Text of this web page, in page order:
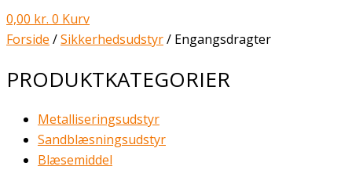
0,00 kr. 0 Kurv
Forside /Sikkerhedsudstyr/ Engangsdragter
PRODUKTKATEGORIER
Metalliseringsudstyr
Sandblæsningsudstyr
Blæsemiddel